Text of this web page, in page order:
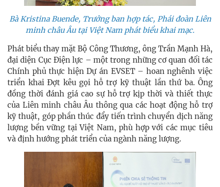
Bà Kristina Buende, Trưởng ban hợp tác, Phái đoàn Liên
minh châu Âu tại Việt Nam phát biểu khai mạc.
Phát biểu thay mặt Bộ Công Thương, ông Trần Mạnh Hà,
đại diện Cục Điện lực – một trong những cơ quan đối tác
Chính phủ thực hiện Dự án EVSET – hoan nghênh việc
triển khai Đợt kêu gọi hỗ trợ kỹ thuật lần thứ ba. Ông
đồng thời đánh giá cao sự hỗ trợ kịp thời và thiết thực
của Liên minh châu Âu thông qua các hoạt động hỗ trợ
kỹ thuật, góp phần thúc đẩy tiến trình chuyển dịch năng
lượng bền vững tại Việt Nam, phù hợp với các mục tiêu
và định hướng phát triển của ngành năng lượng.